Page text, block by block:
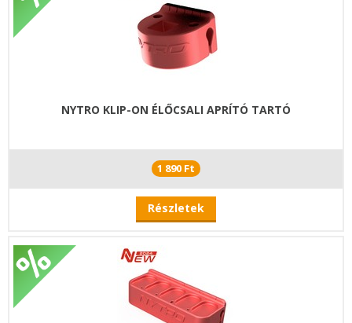
NYTRO KLIP-ON ÉLŐCSALI APRÍTÓ TARTÓ
1 890 Ft
Részletek